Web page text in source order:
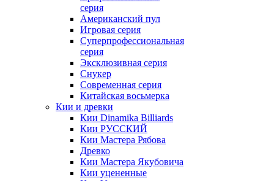
серия
Американский пул
Игровая серия
Суперпрофессиональная
серия
Эксклюзивная серия
Снукер
Современная серия
Китайская восьмерка
Кии и древки
Кии Dinamika Billiards
Кии РУССКИЙ
Кии Мастера Рябова
Древко
Кии Мастера Якубовича
Кии уцененные